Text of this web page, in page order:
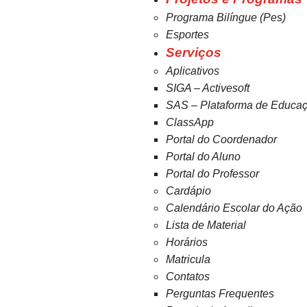
Programa Bilíngue (Pes)
Esportes
Serviços
Aplicativos
SIGA – Activesoft
SAS – Plataforma de
ClassApp
Portal do Coordenador
Portal do Aluno
Portal do Professor
Cardápio
Calendário Escolar do Ação
Lista de Material
Horários
Matricula
Contatos
Perguntas Frequentes